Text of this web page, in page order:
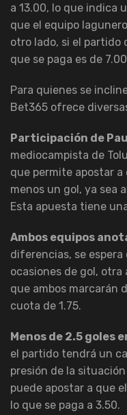
a 13.00, lo que indica
que el equipo
otro lado, si el partido
que se paga es de
Para quienes se
Bet365 ofrece
Participación de
mediocampista de
que permite apostar
menos un gol, ya sea
Esta apuesta tiene
Ambos equipos
diferencias, se
ocasiones de gol,
que ambos marcarán
cuota de 1.75.
Menos de 2.5 goles
el partido tendrá un
presión de la
puede apostar a que
lo que se paga a 3.50.